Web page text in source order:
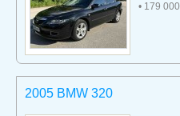
• 179
2005 BMW 320